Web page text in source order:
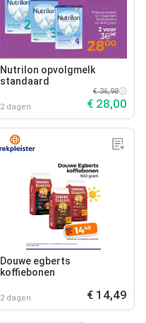
Nutrilon opvolgmelk
standaard
2 dagen
€ 36,98
€ 28,00
Douwe egberts
koffiebonen
2 dagen € 14,49